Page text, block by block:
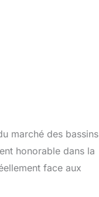
marché des bassins
honorable dans la
face aux